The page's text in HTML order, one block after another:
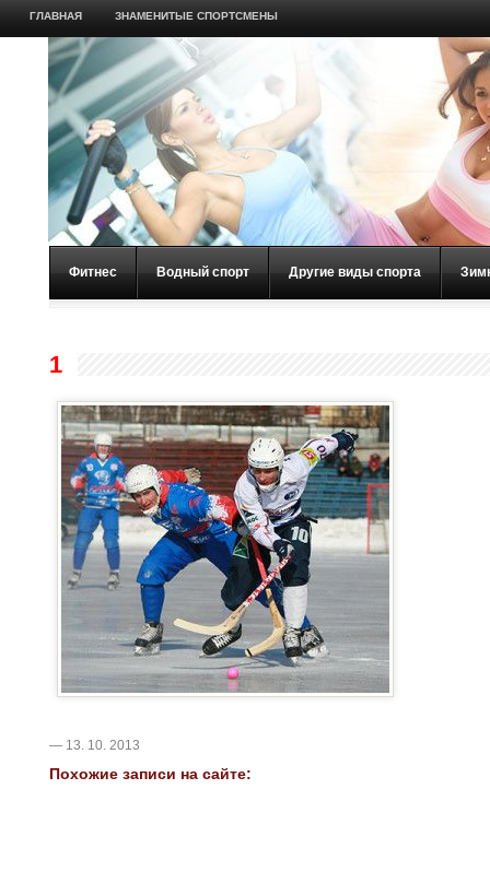
ГЛАВНАЯ ЗНАМЕНИТЫЕ СПОРТСМЕНЫ
Фитнес Водный спорт Другие виды спорта
1
— 13. 10. 2013
Похожие записи на сайте: